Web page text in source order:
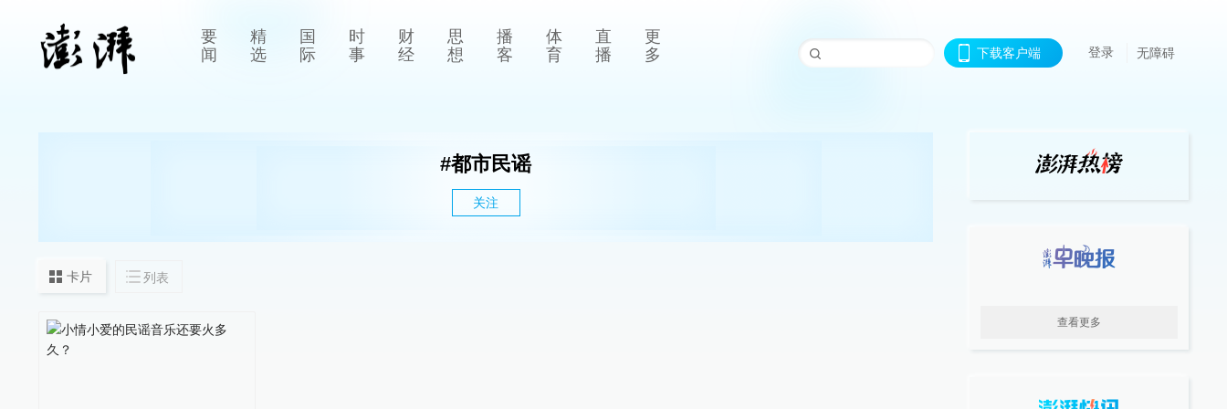
要
闻
精
选
国
际
时
事
财
经
思
想
播
客
体
育
直
播
更
多
下载客户端 登录 无障碍
#都市民谣
关注
卡片 列表
查看更多